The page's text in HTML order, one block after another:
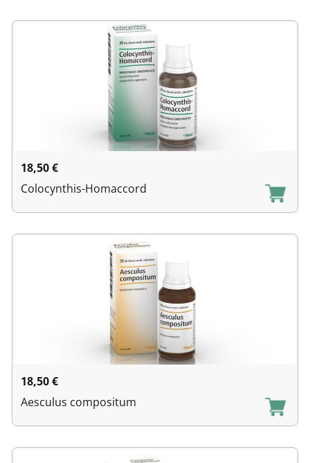
18,50€
Colocynthis-Homaccord
18,50€
Aesculus compositum